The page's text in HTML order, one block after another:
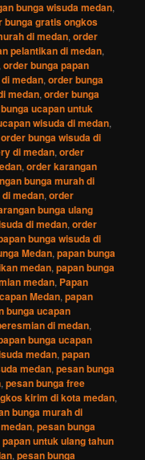
bunga wisuda medan,
bunga gratis ongkos
di medan,order
pelantikan di medan,
,order bunga papan
medan,order bunga
medan,order bunga
ucapan untuk
wisuda di medan,
order bunga wisuda di
di medan,order
,order karangan
bunga murah di
medan,order
bunga ulang
di medan,order
bunga wisuda di
Medan,papan bunga
medan,papan bunga
medan, Papan
Medan,papan
bunga ucapan
di medan,
bunga ucapan
medan,papan
medan,pesan bunga
,pesan bunga free
kirim di kota medan,
bunga murah di
,pesan bunga
untuk ulang tahun
,pesan bunga